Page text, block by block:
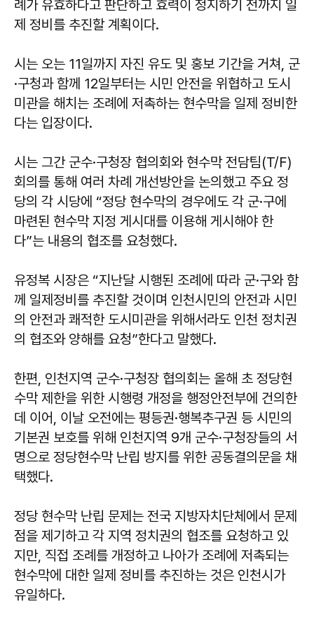
례가 유효하다고 판단하고 효력이 정지하기 전까지 일
제 정비를 추진할 계획이다.
시는 오는 11일까지 자진 유도 및 홍보 기간을 거쳐, 군
·구청과 함께 12일부터는 시민 안전을 위협하고 도시
미관을 해치는 조례에 저촉하는 현수막을 일제 정비한
다는 입장이다.
시는 그간 군수·구청장 협의회와 현수막 전담팀(T/F)
회의를 통해 여러 차례 개선방안을 논의했고 주요 정
당의 각 시당에 “정당 현수막의 경우에도 각 군·구에
마련된 현수막 지정 게시대를 이용해 게시해야 한
다”는 내용의 협조를 요청했다.
유정복 시장은 “지난달 시행된 조례에 따라 군·구와 함
께 일제정비를 추진할 것이며 인천시민의 안전과 시민
의 안전과 쾌적한 도시미관을 위해서라도 인천 정치권
의 협조와 양해를 요청”한다고 말했다.
한편, 인천지역 군수·구청장 협의회는 올해 초 정당현
수막 제한을 위한 시행령 개정을 행정안전부에 건의한
데 이어, 이날 오전에는 평등권·행복추구권 등 시민의
기본권 보호를 위해 인천지역 9개 군수·구청장들의 서
명으로 정당현수막 난립 방지를 위한 공동결의문을 채
택했다.
정당 현수막 난립 문제는 전국 지방자치단체에서 문제
점을 제기하고 각 지역 정치권의 협조를 요청하고 있
지만, 직접 조례를 개정하고 나아가 조례에 저촉되는
현수막에 대한 일제 정비를 추진하는 것은 인천시가
유일하다.